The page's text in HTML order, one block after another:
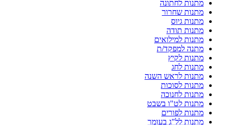
מתנות לחתונה
מתנות שחרור
מתנות גיוס
מתנות תודה
מתנות למילואים
מתנה למפקד/ת
מתנות לקיץ
מתנות לחג
מתנות לראש השנה
מתנות לסוכות
מתנות לחנוכה
מתנות לט"ו בשבט
מתנות לפורים
מתנות לל"ג בעומר